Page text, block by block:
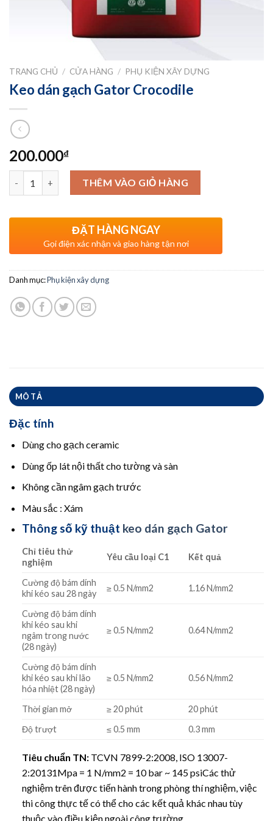
TRANG CHỦ / CỬA HÀNG / PHỤ KIỆN XÂY DỰNG
Keo dán gạch Gator Crocodile
200.000₫
THÊM VÀO GIỎ HÀNG
ĐẶT HÀNG NGAY
Gọi điện xác nhận và giao hàng tận nơi
Danh mục:Phụ kiện xây dựng
MÔ TẢ
Đặc tính
Dùng cho gạch ceramic
Dùng ốp lát nội thất cho tường và sàn
Không cần ngâm gạch trước
Màu sắc : Xám
Thông số kỹ thuật keo dán gạch Gator
Chỉ tiêu thử
nghiệm
Yêu cầu loại C1 Kết quả
Cường độ bám dính
khi kéo sau 28 ngày
≥ 0.5 N/mm2 1.16 N/mm2
Cường độ bám dính
khi kéo sau khi
ngâm trong nước
(28 ngày)
≥ 0.5 N/mm2 0.64 N/mm2
Cường độ bám dính
khi kéo sau khi lão
hóa nhiệt (28 ngày)
≥ 0.5 N/mm2 0.56 N/mm2
Thời gian mở ≥ 20 phút
20 phút
Độ trượt
≤ 0.5 mm 0.3 mm
Tiêu chuẩn TN:TCVN 7899-2:2008, ISO 13007-
2:20131Mpa = 1 N/mm2 = 10 bar ~ 145 psiCác thử
nghiệm trên được tiến hành trong phòng thí nghiệm, việc
thi công thực tế có thể cho các kết quả khác nhau tùy
thuộc vào điều kiện ngoài công trường.